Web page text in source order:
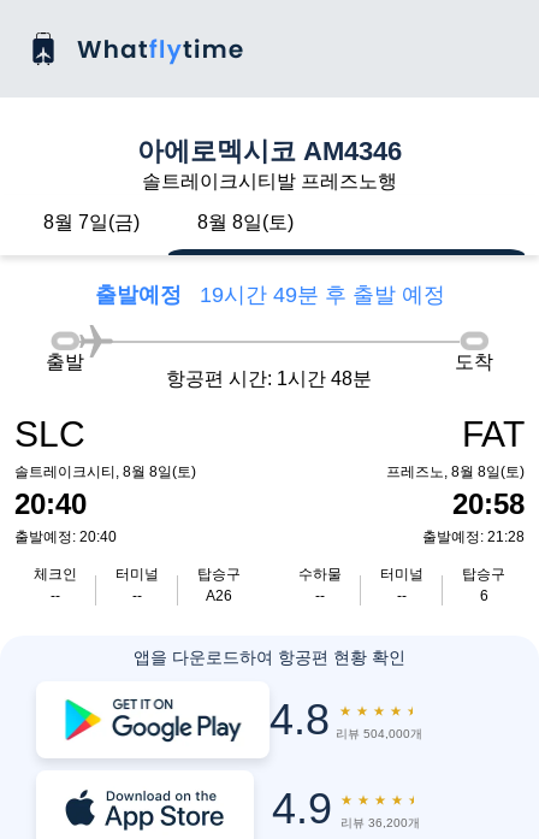
아에로멕시코 AM4346
솔트레이크시티발 프레즈노행
8월 7일(금)
8월 8일(토)
출발예정 19시간 49분 후 출발 예정
SLC
솔트레이크시티, 8월 8일(토)
20:40
출발예정: 20:40
체크인
--
터미널
--
탑승구
A26
출발
항공편 시간: 1시간 48분
도착
FAT
프레즈노, 8월 8일(토)
20:58
출발예정: 21:28
수하물
--
터미널
--
탑승구
6
앱을 다운로드하여 항공편 현황 확인
4.8 ★ ★ ★ ★ ★
리뷰 504,000개
4.9 ★ ★ ★ ★ ★
리뷰 36,200개